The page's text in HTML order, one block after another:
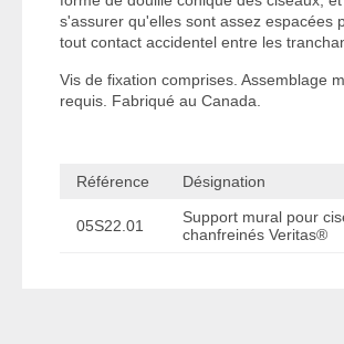
s'assurer qu'elles sont assez espacées
tout contact accidentel entre les
Vis de fixation comprises. Assemblage
requis. Fabriqué au Canada.
Référence Désignation
05S22.01
Support mural pour
chanfreinés Veritas®